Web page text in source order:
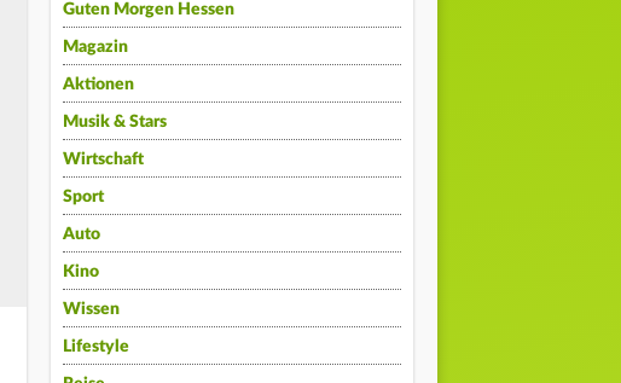
Guten Morgen Hessen
Magazin
Aktionen
Musik & Stars
Wirtschaft
Sport
Auto
Kino
Wissen
Lifestyle